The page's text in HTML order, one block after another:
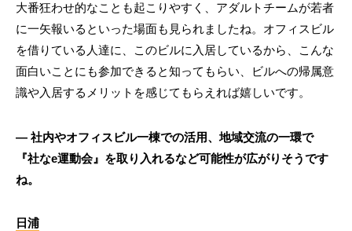
大番狂わせ的なことも起こりやすく、アダルトチームが若者
に一矢報いるといった場面も見られましたね。オフィスビル
を借りている人達に、このビルに入居しているから、こんな
面白いことにも参加できると知ってもらい、ビルへの帰属意
識や入居するメリットを感じてもらえれば嬉しいです。
― 社内やオフィスビル一棟での活用、地域交流の一環で
『社なe運動会』を取り入れるなど可能性が広がりそうです
ね。
日浦